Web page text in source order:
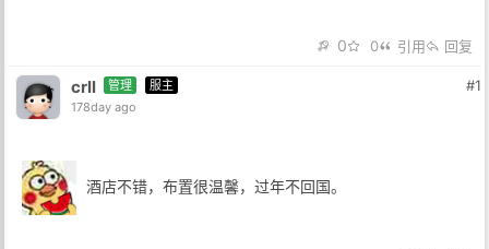
0 0 引用 回复
crll 管理
服主
178day ago
#1
酒店不错，布置很温馨，过年不回国。